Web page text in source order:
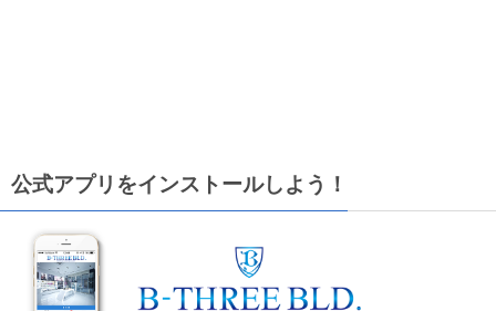
公式アプリをインストールしよう！